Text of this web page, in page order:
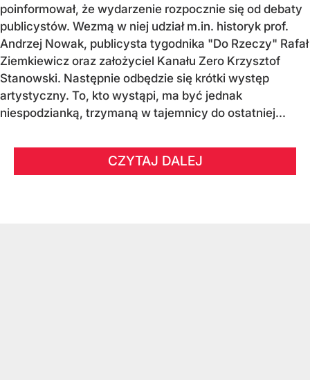
poinformował, że wydarzenie rozpocznie się od debaty
publicystów. Wezmą w niej udział m.in. historyk prof.
Andrzej Nowak, publicysta tygodnika "Do Rzeczy" Rafał
Ziemkiewicz oraz założyciel Kanału Zero Krzysztof
Stanowski. Następnie odbędzie się krótki występ
artystyczny. To, kto wystąpi, ma być jednak
niespodzianką, trzymaną w tajemnicy do ostatniej...
CZYTAJ DALEJ